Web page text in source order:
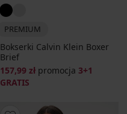
PREMIUM
Bokserki Calvin Klein Boxer
Brief
157,99 zł promocja 3+1
GRATIS